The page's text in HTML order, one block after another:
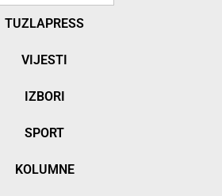
TUZLAPRESS
VIJESTI
IZBORI
SPORT
KOLUMNE